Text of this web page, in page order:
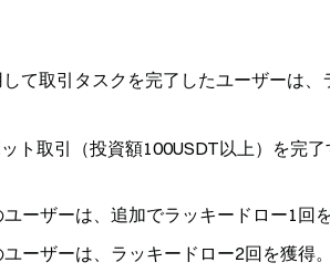
て取引タスクを完了したユーザーは
ト取引（投資額100USDT以上）を完
ーザーは、追加でラッキードロー1回を
ーザーは、ラッキードロー2回を獲得。